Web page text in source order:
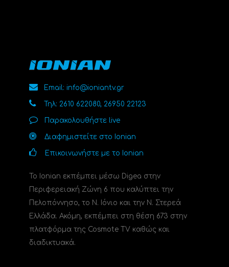
Email: info@ioniantv.gr
Τηλ: 2610 622080, 26950 22123
Παρακολουθήστε live
Διαφημιστείτε στο Ionian
Επικοινωνήστε με το Ionian
Το Ionian εκπέμπει μέσω Digea στην
Περιφερειακή Ζώνη 6 που καλύπτει την
Πελοπόννησο, το N. Ιόνιο και την Ν. Στερεά
Ελλάδα. Ακόμη, εκπέμπει στη θέση 673 στην
πλατφόρμα της Cosmote TV καθώς και
διαδικτυακά.